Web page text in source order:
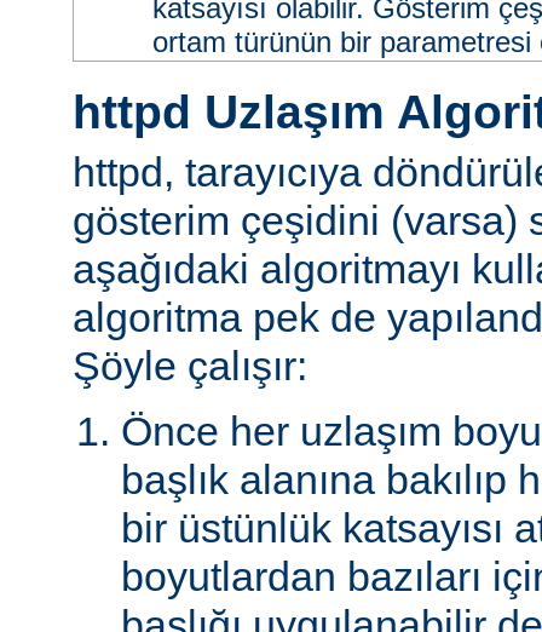
katsayısı olabilir. Gösterim
ortam türünün bir parametresi
httpd Uzlaşım
httpd, tarayıcıya
gösterim çeşidini (varsa)
aşağıdaki algoritmayı
algoritma pek de
Şöyle çalışır:
Önce her uzlaşım
başlık alanına
bir üstünlük katsayısı
boyutlardan bazıları